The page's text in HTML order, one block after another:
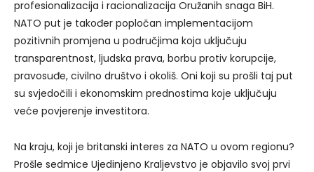
profesionalizacija i racionalizacija Oružanih snaga BiH.
NATO put je također popločan implementacijom
pozitivnih promjena u područjima koja uključuju
transparentnost, ljudska prava, borbu protiv korupcije,
pravosuđe, civilno društvo i okoliš. Oni koji su prošli taj put
su svjedočili i ekonomskim prednostima koje uključuju
veće povjerenje investitora.
Na kraju, koji je britanski interes za NATO u ovom regionu?
Prošle sedmice Ujedinjeno Kraljevstvo je objavilo svoj prvi